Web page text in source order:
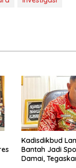
Kadisdikbud
Bantah Jadi
Damai,